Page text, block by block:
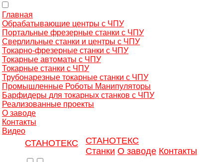
Главная
Обрабатывающие центры с ЧПУ
Портальные фрезерные станки с ЧПУ
Сверлильные станки и центры с ЧПУ
Токарно-фрезерные станки с ЧПУ
Токарные автоматы с ЧПУ
Токарные станки с ЧПУ
Трубонарезные токарные станки с ЧПУ
Промышленные Роботы Манипуляторы
Барфидеры для токарных станков с ЧПУ
Реализованные проекты
О заводе
Контакты
Видео
СТАНОТЕКС
СТАНОТЕКС
Станки О заводе Контакты